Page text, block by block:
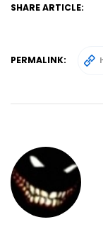
SHARE ARTICLE:
PERMALINK: